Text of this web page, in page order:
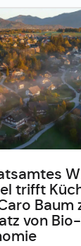
trifft
Baum
von